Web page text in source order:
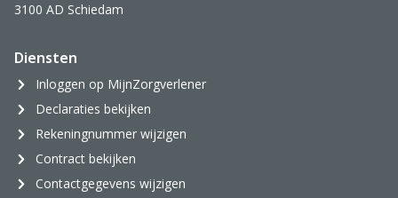
3100 AD Schiedam
Diensten
Inloggen op MijnZorgverlener
Declaraties bekijken
Rekeningnummer wijzigen
Contract bekijken
Contactgegevens wijzigen